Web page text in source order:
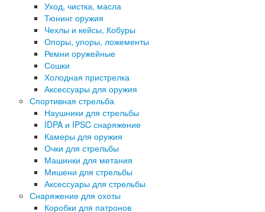
Уход, чистка, масла
Тюнинг оружия
Чехлы и кейсы, Кобуры
Опоры, упоры, ложементы
Ремни оружейные
Сошки
Холодная пристрелка
Аксессуары для оружия
Спортивная стрельба
Наушники для стрельбы
IDPA и IPSC снаряжение
Камеры для оружия
Очки для стрельбы
Машинки для метания
Мишени для стрельбы
Аксессуары для стрельбы
Снаряжение для охоты
Коробки для патронов